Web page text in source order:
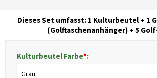
Dieses Set umfasst: 1 Kulturbeutel + 1
(Golftaschenanhänger) + 5
Kulturbeutel Farbe*:
Grau